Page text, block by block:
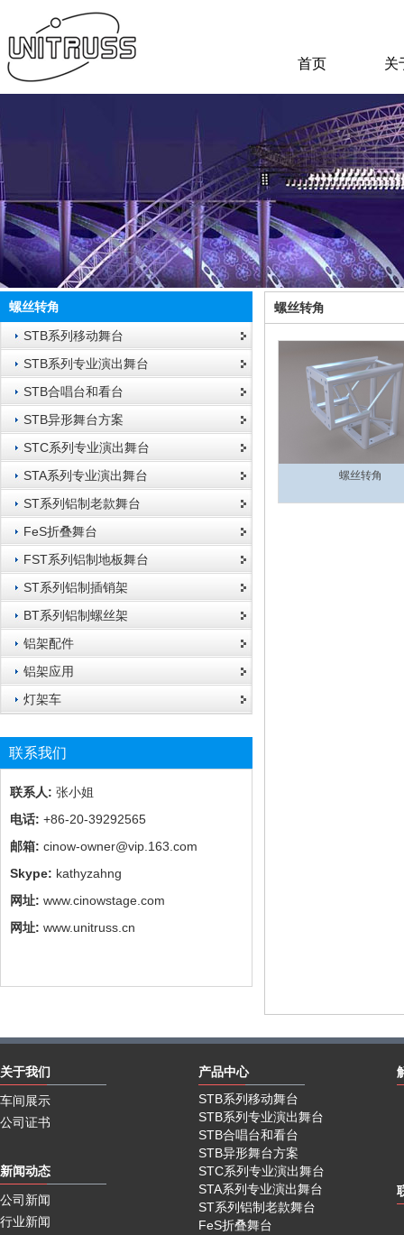
首页 关
螺丝转角
STB系列移动舞台
STB系列专业演出舞台
STB合唱台和看台
STB异形舞台方案
STC系列专业演出舞台
STA系列专业演出舞台
ST系列铝制老款舞台
FeS折叠舞台
FST系列铝制地板舞台
ST系列铝制插销架
BT系列铝制螺丝架
铝架配件
铝架应用
灯架车
联系我们
联系人: 张小姐
电话: +86-20-39292565
邮箱: cinow-owner@vip.163.com
Skype: kathyzahng
网址: www.cinowstage.com
网址: www.unitruss.cn
螺丝转角
螺丝转角
关于我们
车间展示
公司证书
新闻动态
公司新闻
行业新闻
产品中心
STB系列移动舞台
STB系列专业演出舞台
STB合唱台和看台
STB异形舞台方案
STC系列专业演出舞台
STA系列专业演出舞台
ST系列铝制老款舞台
FeS折叠舞台